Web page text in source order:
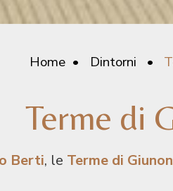
Home Dintorni
Terme di
Berti, le Terme di